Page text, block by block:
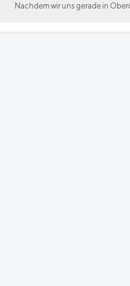
Nachdem wir uns gerade in